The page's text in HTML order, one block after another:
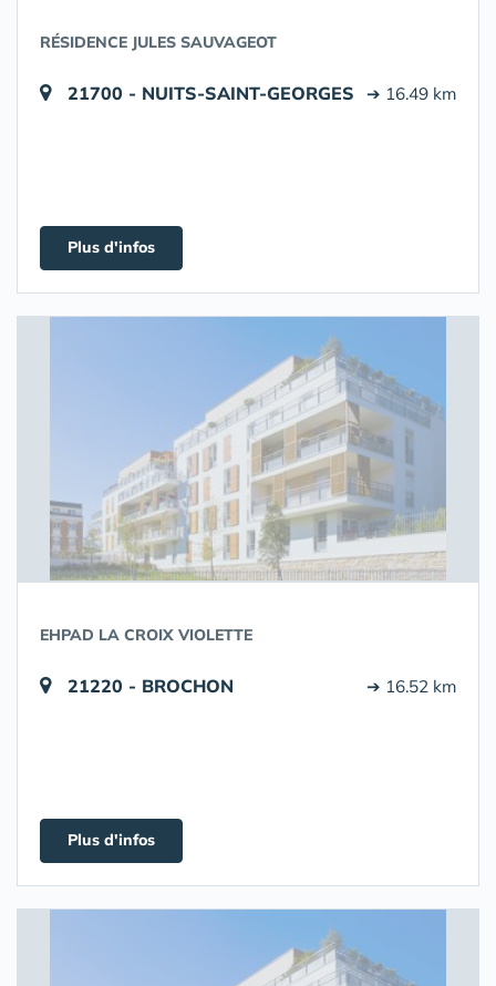
RÉSIDENCE JULES SAUVAGEOT
21700 - NUITS-SAINT-GEORGES ➔ 16.49 km
Plus d'infos
EHPAD LA CROIX VIOLETTE
21220 - BROCHON ➔ 16.52 km
Plus d'infos